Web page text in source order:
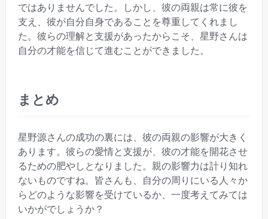
ではありませんでした。しかし、彼の両親は常に彼を
支え、彼が自分自身であることを尊重してくれまし
た。彼らの理解と支援があったからこそ、星野さんは
自分の才能を信じて進むことができました。
まとめ
星野源さんの成功の裏には、彼の両親の影響が大きく
あります。彼らの愛情と支援が、彼の才能を開花させ
るための肥やしとなりました。親の影響力は計り知れ
ないものですね。皆さんも、自分の周りにいる人々か
らどのような影響を受けているか、一度考えてみては
いかがでしょうか？